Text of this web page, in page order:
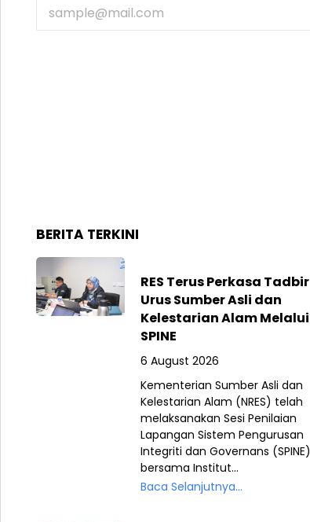
BERITA TERKINI
RES Terus Perkasa Tadbir
Urus Sumber Asli dan
Kelestarian Alam Melalui
SPINE
6 August 2026
Kementerian Sumber Asli dan
Kelestarian Alam (NRES) telah
melaksanakan Sesi Penilaian
Lapangan Sistem Pengurusan
Integriti dan Governans (SPINE)
bersama Institut...
Baca Selanjutnya...